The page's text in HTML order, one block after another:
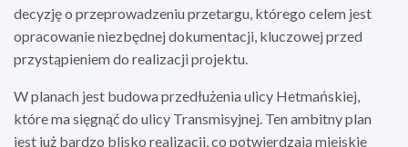
decyzję o przeprowadzeniu przetargu, którego celem jest
opracowanie niezbędnej dokumentacji, kluczowej przed
przystąpieniem do realizacji projektu.
W planach jest budowa przedłużenia ulicy Hetmańskiej,
które ma sięgnąć do ulicy Transmisyjnej. Ten ambitny plan
jest już bardzo blisko realizacji, co potwierdzają miejskie